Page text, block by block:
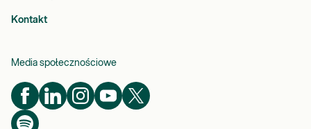
Kontakt
Media społecznościowe